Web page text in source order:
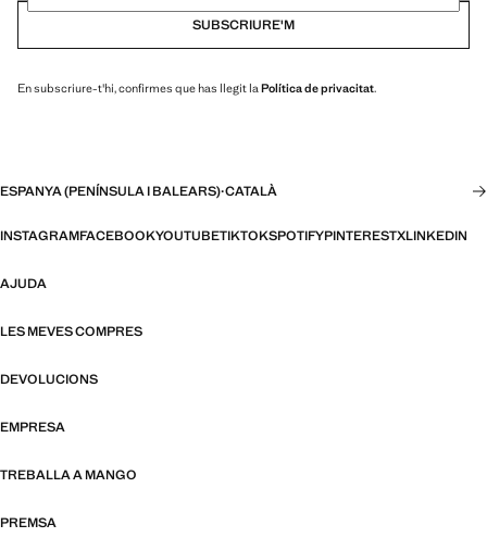
SUBSCRIURE'M
En subscriure-t'hi, confirmes que has llegit la Política de privacitat.
ESPANYA (PENÍNSULA I BALEARS)·CATALÀ
INSTAGRAMFACEBOOKYOUTUBETIKTOKSPOTIFYPINTERESTXLINKEDIN
AJUDA
LES MEVES COMPRES
DEVOLUCIONS
EMPRESA
TREBALLA A MANGO
PREMSA